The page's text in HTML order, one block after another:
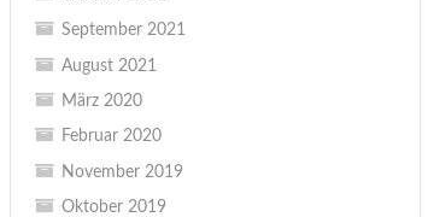
September 2021
August 2021
März 2020
Februar 2020
November 2019
Oktober 2019